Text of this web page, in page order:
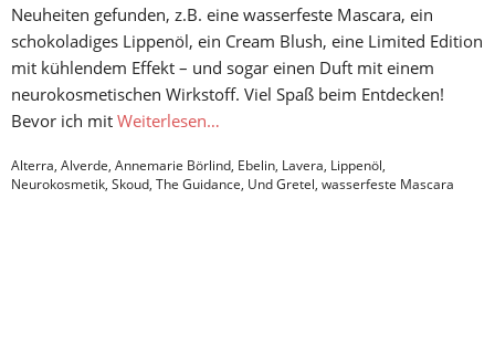
Neuheiten gefunden, z.B. eine wasserfeste Mascara, ein
schokoladiges Lippenöl, ein Cream Blush, eine Limited Edition
mit kühlendem Effekt – und sogar einen Duft mit einem
neurokosmetischen Wirkstoff. Viel Spaß beim Entdecken!
Bevor ich mit Weiterlesen…
Alterra, Alverde, Annemarie Börlind, Ebelin, Lavera, Lippenöl,
Neurokosmetik, Skoud, The Guidance, Und Gretel, wasserfeste Mascara